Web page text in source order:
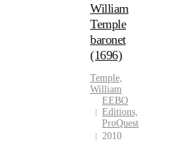
William
Temple
baronet
(1696)
Temple,
William
EEBO
Editions,
ProQuest
2010